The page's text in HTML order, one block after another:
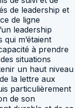
de leadership et
de ligne
leadership
m’étaient
à prendre
situations
un haut niveau
la lettre aux
particulièrement
de son